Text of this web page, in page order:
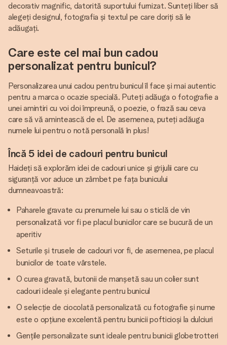
decorativ magnific, datorită suportului furnizat. Sunteți liber să
alegeți designul, fotografia și textul pe care doriți să le
adăugați.
Care este cel mai bun cadou
personalizat pentru bunicul?
Personalizarea unui cadou pentru bunicul îl face și mai autentic
pentru a marca o ocazie specială. Puteți adăuga o fotografie a
unei amintiri cu voi doi împreună, o poezie, o frază sau ceva
care să vă amintească de el. De asemenea, puteți adăuga
numele lui pentru o notă personală în plus!
Încă 5 idei de cadouri pentru bunicul
Haideți să explorăm idei de cadouri unice și grijulii care cu
siguranță vor aduce un zâmbet pe fața bunicului
dumneavoastră:
Paharele gravate cu prenumele lui sau o sticlă de vin
personalizată vor fi pe placul bunicilor care se bucură de un
aperitiv
Seturile și trusele de cadouri vor fi, de asemenea, pe placul
bunicilor de toate vârstele.
O curea gravată, butonii de manșetă sau un colier sunt
cadouri ideale și elegante pentru bunicul
O selecție de ciocolată personalizată cu fotografie și nume
este o opțiune excelentă pentru bunicii pofticioși la dulciuri
Gențile personalizate sunt ideale pentru bunicii globetrotteri